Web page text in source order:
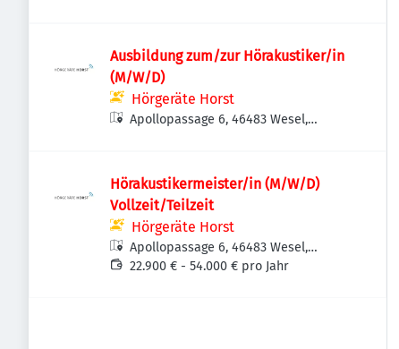
Ausbildung zum/zur Hörakustiker/in
(M/W/D)
Hörgeräte Horst
Apollopassage 6, 46483 Wesel,
Hörakustikermeister/in (M/W/D)
Vollzeit/Teilzeit
Hörgeräte Horst
Apollopassage 6, 46483 Wesel,
Deutschland
22.900 € - 54.000 € pro Jahr